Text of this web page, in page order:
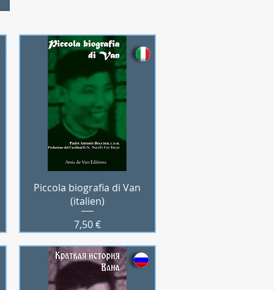
Aperçu rapide
Piccola biografia di Van
(italien)
Prix
7,50 €